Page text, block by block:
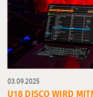
03.09.2025
U18 DISCO WIRD